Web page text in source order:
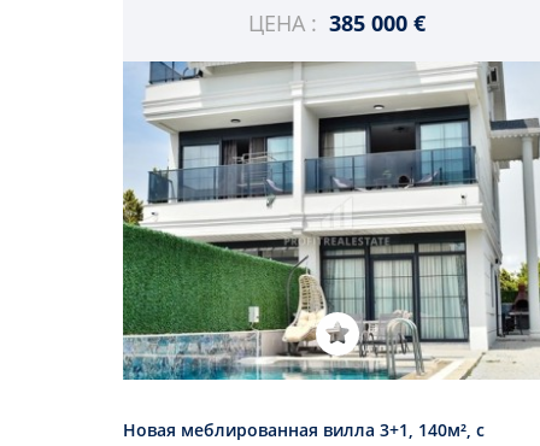
ЦЕНА : 385 000 €
Новая меблированная вилла 3+1, 140м², с